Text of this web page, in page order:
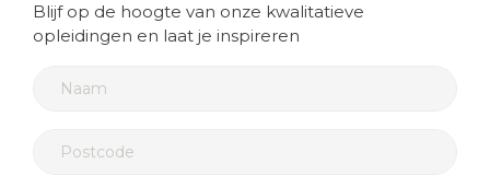
Blijf op de hoogte van onze kwalitatieve
opleidingen en laat je inspireren